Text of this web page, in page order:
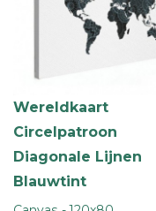
Wereldkaart
Circelpatroon
Diagonale Lijnen
Blauwtint